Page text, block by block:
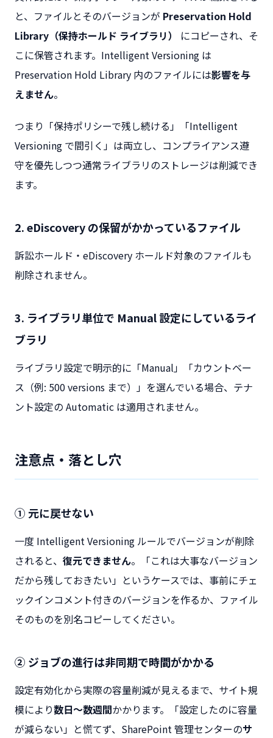
と、ファイルとそのバージョンが Preservation Hold
Library（保持ホールド ライブラリ）
にコピーされ、そ
こに保管されます。Intelligent Versioning は
Preservation Hold Library 内のファイルには影響を与
えません。
つまり「保持ポリシーで残し続ける」「Intelligent
Versioning で間引く」は両立し、コンプライアンス遵
守を優先しつつ通常ライブラリのストレージは削減でき
ます。
2. eDiscovery の保留がかかっているファイル
訴訟ホールド・eDiscovery ホールド対象のファイルも
削除されません。
3. ライブラリ単位で Manual 設定にしているライ
ブラリ
ライブラリ設定で明示的に「Manual」「カウントベー
ス（例: 500 versions まで）」を選んでいる場合、テナ
ント設定の Automatic は適用されません。
注意点・落とし穴
① 元に戻せない
一度 Intelligent Versioning ルールでバージョンが削除
されると、 復元できません。「これは大事なバージョン
だから残しておきたい」というケースでは、事前にチェ
ックインコメント付きのバージョンを作るか、ファイル
そのものを別名コピーしてください。
② ジョブの進行は非同期で時間がかかる
設定有効化から実際の容量削減が見えるまで、サイト規
模により数日〜数週間かかります。「設定したのに容量
が減らない」と慌てず、SharePoint 管理センターのサ